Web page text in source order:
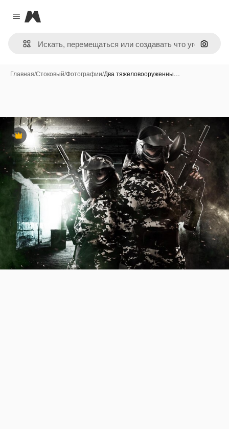
Close menu
Magnific
Поиск
Главная/Стоковый/Фотографии/Два тяжеловооруженны…
Премиум